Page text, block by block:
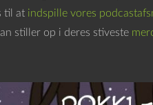
til at indspille vores
stiller op i deres stiveste